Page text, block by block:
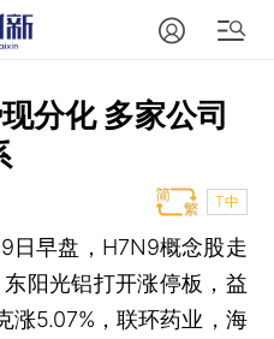
分化 多家公司
T中
日早盘，H7N9概念股走
阳光铝打开涨停板，益
涨5.07%，联环药业，海